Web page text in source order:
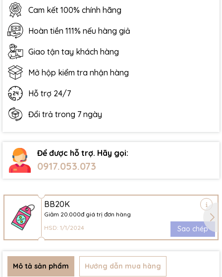
Cam kết 100% chính hãng
Hoàn tiền 111% nếu hàng giả
Giao tận tay khách hàng
Mở hộp kiểm tra nhận hàng
Hỗ trợ 24/7
Đổi trả trong 7 ngày
Để được hỗ trợ. Hãy gọi:
0917.053.073
BB20K
Giảm 20.000đ giá trị đơn hàng
HSD: 1/1/2024
Sao chép
Mô tả sản phẩm Hướng dẫn mua hàng